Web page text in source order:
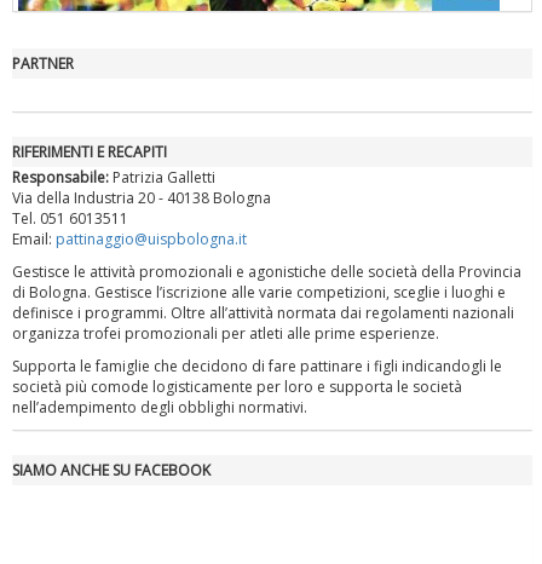
"Superare gli ostacoli": la relazione di Tiziano Pesce al CN Uisp
Luglio 2026: "Pensando con i piedi, si possono fare le
rivoluzioni"
PARTNER
RIFERIMENTI E RECAPITI
Responsabile: Patrizia Galletti
Via della Industria 20 - 40138 Bologna
Tel. 051 6013511
Email: pattinaggio@uispbologna.it
Gestisce le attività promozionali e agonistiche delle società della Provincia
di Bologna. Gestisce l’iscrizione alle varie competizioni, sceglie i luoghi e
definisce i programmi. Oltre all’attività normata dai regolamenti nazionali
organizza trofei promozionali per atleti alle prime esperienze.
Supporta le famiglie che decidono di fare pattinare i figli indicandogli le
società più comode logisticamente per loro e supporta le società
nell’adempimento degli obblighi normativi.
SIAMO ANCHE SU FACEBOOK